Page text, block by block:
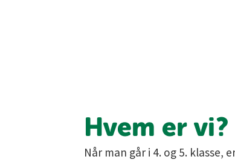
Hvem er vi?
Når man går i 4. og 5. klasse,